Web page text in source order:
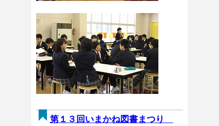
第１３回いまかね図書まつり